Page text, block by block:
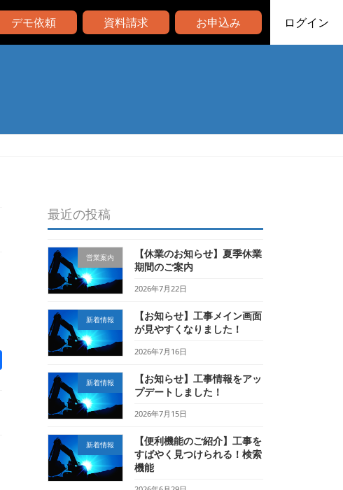
デモ依頼 資料請求 お申込み ログイン
最近の投稿
営業案内
【休業のお知らせ】夏季休業
期間のご案内
2026年7月22日
新着情報
【お知らせ】工事メイン画面
が見やすくなりました！
2026年7月16日
新着情報
【お知らせ】工事情報をアッ
プデートしました！
2026年7月15日
新着情報
【便利機能のご紹介】工事を
すばやく見つけられる！検索
機能